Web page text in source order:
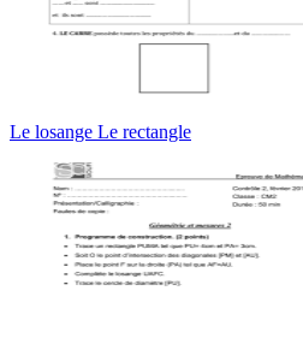
Le losange Le rectangle